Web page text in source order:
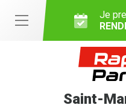
Je
Saint-